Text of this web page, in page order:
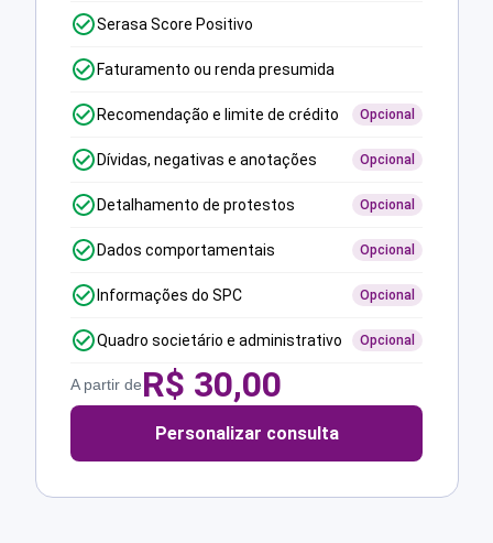
Serasa Score Positivo
Faturamento ou renda presumida
Recomendação e limite de crédito Opcional
Dívidas, negativas e anotações Opcional
Detalhamento de protestos Opcional
Dados comportamentais Opcional
Informações do SPC Opcional
Quadro societário e administrativo Opcional
A partir deR$ 30,00
Personalizar consulta